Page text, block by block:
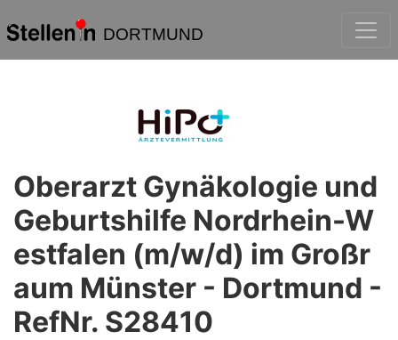
DORTMUND
Oberarzt Gynäkologie und
Geburtshilfe Nordrhein-W
estfalen (m/w/d) im Großr
aum Münster - Dortmund -
RefNr. S28410